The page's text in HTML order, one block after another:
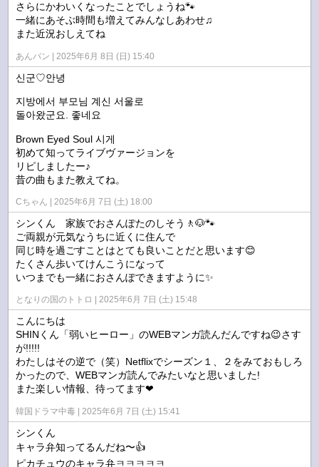
さらにかわいくなったことでしょうね🐾
一緒にあそぶ時間も増えてみんなしあわせ♫
また近況おしえてね
あんパン 2025年6月 8日 (日) 15:40
신군♡안녕
지방에서 부모님 계신 서울로
돌아왔군요. 좋네요
Brown Eyed Soul 시게
初めて知ってライブヴァージョンを
リピしましたー♪
昔の曲もまた教えてね。
Cちゃん 2025年6月 7日 (土) 18:00
シンくん 家族でおさんぽたのしそう🚶🐶🐾
ご両親が元気なうちに近くに住んで
同じ時を過ごすことはとても良いことだと思います😊
たくさん歩いてけんこうになって
いつまでも一緒におさんぽできますように✨
となりの国のトトロ 2025年6月 7日 (土) 15:48
こんにちは
SHINくん「弱いヒーロー」のWEBマンガ読んだんですね😉さす
が!!!!!
わたしはその逆で（笑）Netflixでシーズン１、２をみておもしろ
かったので、WEBマンガ読んでみたいなと思いました!
また楽しい情報、待ってます❤
韓国ドラマ中毒 2025年6月 7日 (土) 15:41
シンくん
キャラ弁知ってるんだね〜👍️
ピカチュウのキャラ弁ㅋㅋㅋㅋㅋ